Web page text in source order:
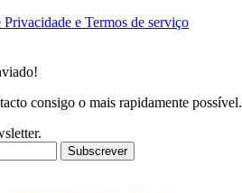
e Termos de serviço
consigo o mais rapidamente possível.
Subscrever